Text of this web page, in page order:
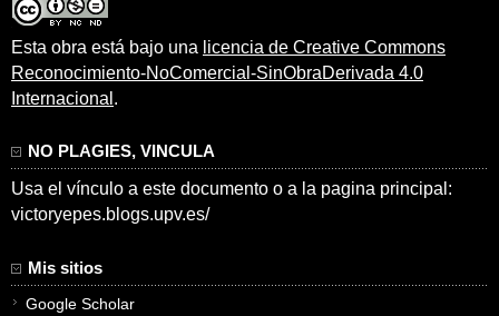
Esta obra está bajo una licencia de Creative Commons
Reconocimiento-NoComercial-SinObraDerivada 4.0
Internacional .
NO PLAGIES, VINCULA
Usa el vínculo a este documento o a la pagina principal:
victoryepes.blogs.upv.es/
Mis sitios
Google Scholar